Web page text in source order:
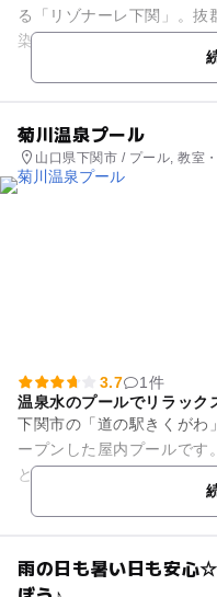
る「リゾナーレ下関」。抜
染まるインフィニティプー
菊川温泉プール
山口県下関市 / プール, 教室
3.7
1件
温泉水のプールでリラック
下関市の「道の駅きくがわ
ープンした屋内プールです
とプールの水は温泉水！通
雨の日も暑い日も安心